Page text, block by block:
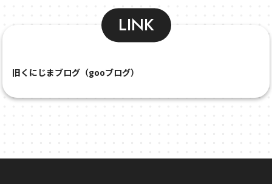
LINK
旧くにじまブログ（gooブログ）